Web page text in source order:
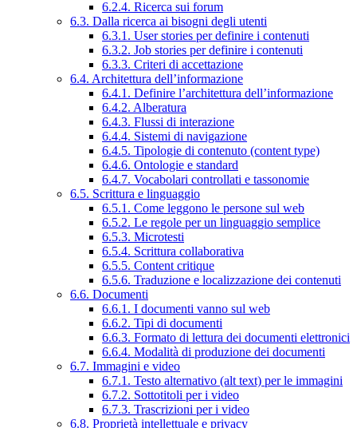
6.2.4. Ricerca sui forum
6.3. Dalla ricerca ai bisogni degli utenti
6.3.1. User stories per definire i contenuti
6.3.2. Job stories per definire i contenuti
6.3.3. Criteri di accettazione
6.4. Architettura dell’informazione
6.4.1. Definire l’architettura dell’informazione
6.4.2. Alberatura
6.4.3. Flussi di interazione
6.4.4. Sistemi di navigazione
6.4.5. Tipologie di contenuto (content type)
6.4.6. Ontologie e standard
6.4.7. Vocabolari controllati e tassonomie
6.5. Scrittura e linguaggio
6.5.1. Come leggono le persone sul web
6.5.2. Le regole per un linguaggio semplice
6.5.3. Microtesti
6.5.4. Scrittura collaborativa
6.5.5. Content critique
6.5.6. Traduzione e localizzazione dei contenuti
6.6. Documenti
6.6.1. I documenti vanno sul web
6.6.2. Tipi di documenti
6.6.3. Formato di lettura dei documenti elettronici
6.6.4. Modalità di produzione dei documenti
6.7. Immagini e video
6.7.1. Testo alternativo (alt text) per le immagini
6.7.2. Sottotitoli per i video
6.7.3. Trascrizioni per i video
6.8. Proprietà intellettuale e privacy